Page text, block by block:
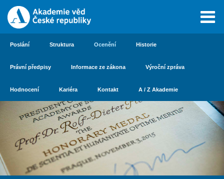
Poslání Struktura Ocenění Historie
Právní předpisy Informace ze zákona Výroční zpráva
Hodnocení Kariéra Kontakt A / Z Akademie